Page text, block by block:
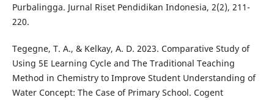
Purbalingga. Jurnal Riset Pendidikan Indonesia, 2(2), 211-
220.
Tegegne, T. A., & Kelkay, A. D. 2023. Comparative Study of
Using 5E Learning Cycle and The Traditional Teaching
Method in Chemistry to Improve Student Understanding of
Water Concept: The Case of Primary School. Cogent